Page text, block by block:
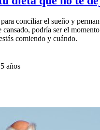
conciliar el sueño y
cansado, podría ser el
comiendo y cuándo.
años